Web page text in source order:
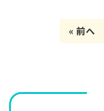
« 前へ